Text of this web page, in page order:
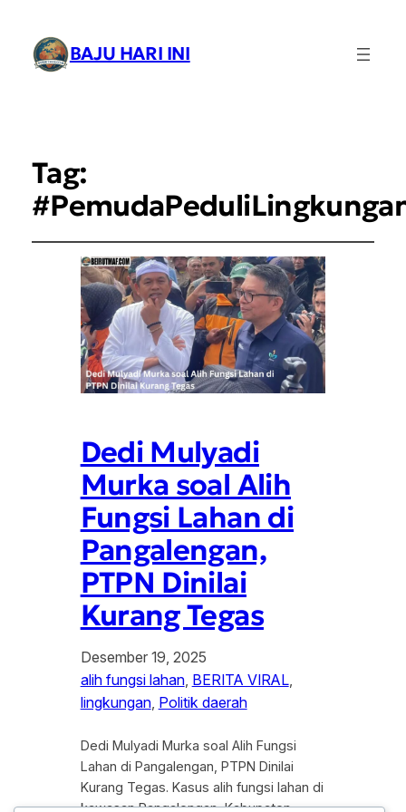
BAJU HARI INI
Tag:
Dedi Mulyadi
Murka soal Alih
Fungsi Lahan di
Pangalengan,
PTPN Dinilai
Kurang Tegas
Desember 19, 2025
alih fungsi lahan, BERITA VIRAL
lingkungan, Politik daerah
Dedi Mulyadi Murka soal Alih Fungsi
Lahan di Pangalengan, PTPN Dinilai
Kurang Tegas. Kasus alih fungsi lahan di
kawasan Pangalengan, Kabupaten